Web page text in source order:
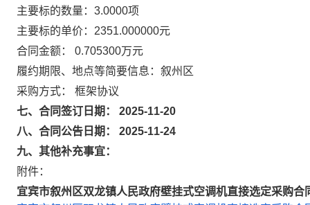
主要标的数量：3.0000项
主要标的单价：2351.000000元
合同金额： 0.705300万元
履约期限、地点等简要信息：叙州区
采购方式： 框架协议
七、合同签订日期： 2025-11-20
八、合同公告日期： 2025-11-24
九、其他补充事宜：
附件：
宜宾市叙州区双龙镇人民政府壁挂式空调机直接选定采购合